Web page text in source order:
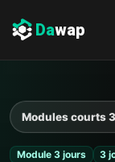
Dawap
Modules courts
Module 3 jours 3